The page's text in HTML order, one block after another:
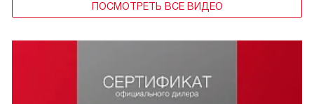
ПОСМОТРЕТЬ ВСЕ ВИДЕО